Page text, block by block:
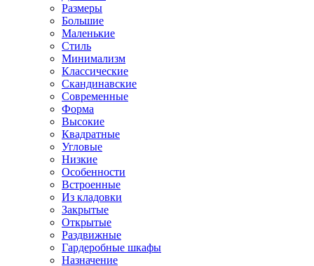
Размеры
Большие
Маленькие
Стиль
Минимализм
Классические
Скандинавские
Современные
Форма
Высокие
Квадратные
Угловые
Низкие
Особенности
Встроенные
Из кладовки
Закрытые
Открытые
Раздвижные
Гардеробные шкафы
Назначение